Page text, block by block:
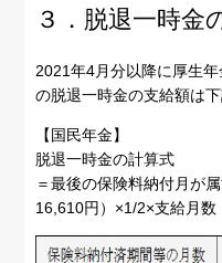
３．脱退一時金
2021年4月分以降に厚生
の脱退一時金の支給額は
【国民年金】
脱退一時金の計算式
＝最後の保険料納付月が
16,610円）×1/2×支給月数